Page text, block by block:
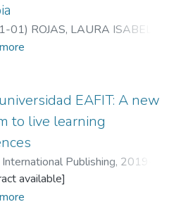
01) ROJAS, LAURA ISABEL
EAFIT. Departamento de
EAFIT: A new
to live learning
Publishing, 2019-
Barrientos S.
J.E.
available]